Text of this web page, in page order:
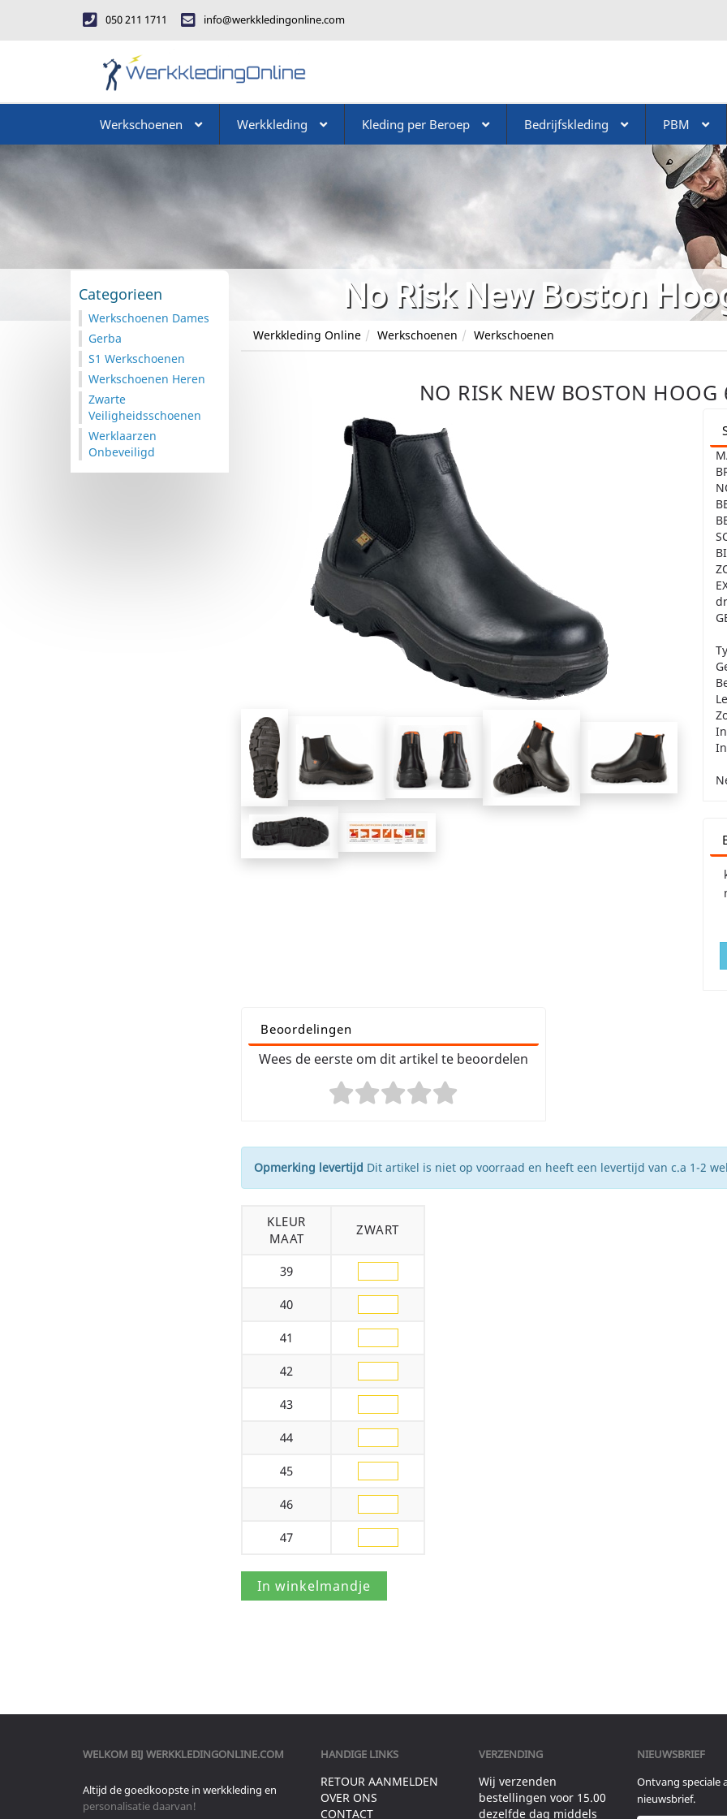
050 211 1711 info@werkkledingonline.com
Werkschoenen Werkkleding Kleding per Beroep Bedrijfskleding PBM
No Risk New Boston
Werkkleding Online Werkschoenen Werkschoenen
NO RISK NEW BOSTON HOOG
Beoordelingen
Wees de eerste om dit artikel te beoordelen
Opmerking levertijd Dit artikel is niet op voorraad en heeft een levertijd van c.a 1-2
KLEUR
MAAT
ZWART
39
40
41
42
43
44
45
46
47
Categorieen
Werkschoenen Dames
Gerba
S1 Werkschoenen
Werkschoenen Heren
Zwarte
Veiligheidsschoenen
Werklaarzen
Onbeveiligd
WELKOM BIJ WERKKLEDINGONLINE.COM
Altijd de goedkoopste in werkkleding en
personalisatie daarvan!
HANDIGE LINKS
RETOUR AANMELDEN
OVER ONS
CONTACT
VERZENDING
Wij verzenden
bestellingen voor 15.00
dezelfde dag middels
NIEUWSBRIEF
Ontvang speciale
nieuwsbrief.